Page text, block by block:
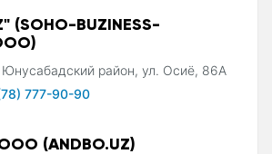
(SOHO-BUZINESS-
Юнусабадский район, ул. Осиё, 86А
777-90-90
(ANDBO.UZ)